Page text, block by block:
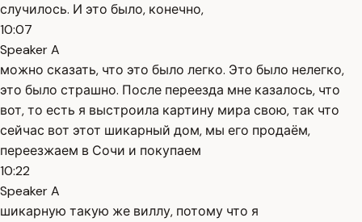
случилось. И это было, конечно,
10:07
Speaker A
можно сказать, что это было легко. Это было нелегко,
это было страшно. После переезда мне казалось, что
вот, то есть я выстроила картину мира свою, так что
сейчас вот этот шикарный дом, мы его продаём,
переезжаем в Сочи и покупаем
10:22
Speaker A
шикарную такую же виллу, потому что я